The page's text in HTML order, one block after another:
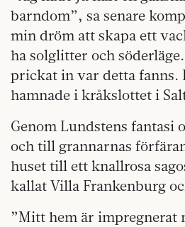
barndom”, sa senare
min dröm att skapa ett
ha solglitter och
prickat in var detta fanns.
hamnade i kråkslottet i
Genom Lundstens fantasi
och till grannarnas
huset till ett knallrosa
kallat Villa Frankenburg
”Mitt hem är impregnerat